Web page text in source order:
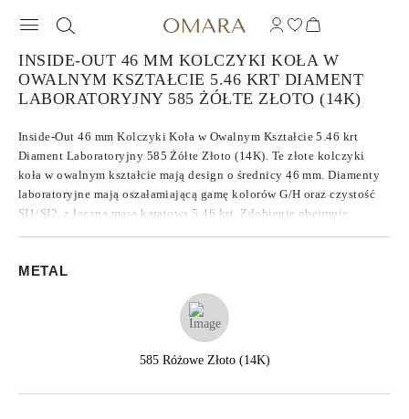
INSIDE-OUT 46 MM KOLCZYKI KOŁA W
OWALNYM KSZTAŁCIE 5.46 KRT DIAMENT
LABORATORYJNY 585 ŻÓŁTE ZŁOTO (14K)
Inside-Out 46 mm Kolczyki Koła w Owalnym Kształcie 5.46 krt
Diament Laboratoryjny 585 Żółte Złoto (14K). Te złote kolczyki
koła w owalnym kształcie mają design o średnicy 46 mm. Diamenty
laboratoryjne mają oszałamiającą gamę kolorów G/H oraz czystość
SI1/SI2, z łączną masą karatową 5.46 krt. Zdobienie obejmuje
METAL
585 Różowe Złoto (14K)